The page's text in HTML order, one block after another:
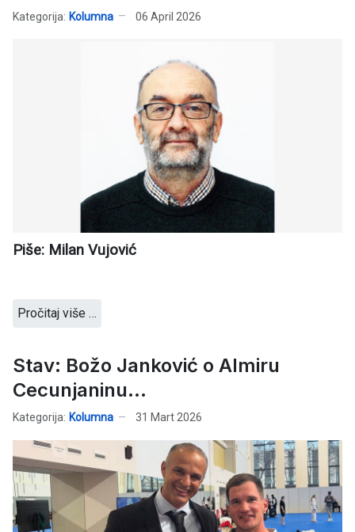
Kategorija: Kolumna 06 April 2026
Piše: Milan Vujović
Pročitaj više …
Stav: Božo Janković o Almiru
Cecunjaninu...
Kategorija: Kolumna 31 Mart 2026